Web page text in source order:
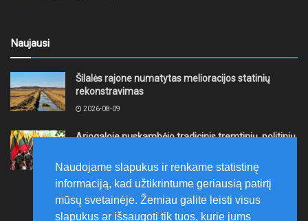
Naujausi
Šilalės rajone numatytas melioracijos statinių
rekonstravimas
2026-08-09
Ariogaloje nuskambėjo tradicinis tremtinių, politinių
širdy“
2026-08-08
Naudojame slapukus ir renkame statistinę
informaciją, kad užtikrintume geriausią patirtį
mūsų svetainėje. Žemiau galite leisti visus
slapukus ar išsaugoti tik tuos, kurie jums